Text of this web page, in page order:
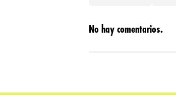
No hay comentarios.